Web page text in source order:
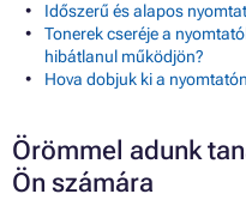
Időszerű és alapos
Tonerek cseréje a
hibátlanul működjön?
Hova dobjuk ki a
Örömmel adunk
Ön számára